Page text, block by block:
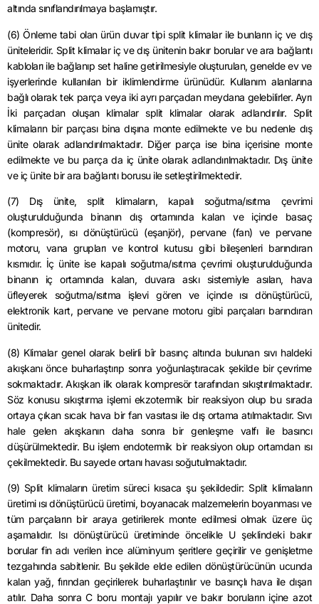
altında sınıflandırılmaya başlamıştır.
(6) Önleme tabi olan ürün duvar tipi split klimalar ile bunların iç ve dış
üniteleridir. Split klimalar iç ve dış ünitenin bakır borular ve ara bağlantı
kabloları ile bağlanıp set haline getirilmesiyle oluşturulan, genelde ev ve
işyerlerinde kullanılan bir iklimlendirme ürünüdür. Kullanım alanlarına
bağlı olarak tek parça veya iki ayrı parçadan meydana gelebilirler. Ayrı
İki parçadan oluşan klimalar split klimalar olarak adlandırılır. Split
klimaların bir parçası bina dışına monte edilmekte ve bu nedenle dış
ünite olarak adlandırılmaktadır. Diğer parça ise bina içerisine monte
edilmekte ve bu parça da iç ünite olarak adlandırılmaktadır. Dış ünite
ve iç ünite bir ara bağlantı borusu ile setleştirilmektedir.
(7) Dış ünite, split klimaların, kapalı soğutma/ısıtma çevrimi
oluşturulduğunda binanın dış ortamında kalan ve içinde basaç
(kompresör), ısı dönüştürücü (eşanjör), pervane (fan) ve pervane
motoru, vana grupları ve kontrol kutusu gibi bileşenleri barındıran
kısmıdır. İç ünite ise kapalı soğutma/ısıtma çevrimi oluşturulduğunda
binanın iç ortamında kalan, duvara askı sistemiyle asılan, hava
üfleyerek soğutma/ısıtma işlevi gören ve içinde ısı dönüştürücü,
elektronik kart, pervane ve pervane motoru gibi parçaları barındıran
ünitedir.
(8) Klimalar genel olarak belirli bîr basınç altında bulunan sıvı haldeki
akışkanı önce buharlaştırıp sonra yoğunlaştıracak şekilde bir çevrime
sokmaktadır. Akışkan ilk olarak kompresör tarafından sıkıştırılmaktadır.
Söz konusu sıkıştırma işlemi ekzotermik bir reaksiyon olup bu sırada
ortaya çıkan sıcak hava bir fan vasıtası ile dış ortama atılmaktadır. Sıvı
hale gelen akışkanın daha sonra bir genleşme valfı ile basıncı
düşürülmektedir. Bu işlem endotermik bir reaksiyon olup ortamdan ısı
çekilmektedir. Bu sayede ortanı havası soğutulmaktadır.
(9) Split klimaların üretim süreci kısaca şu şekildedir: Split klimaların
üretimi ısı dönüştürücü üretimi, boyanacak malzemelerin boyanması ve
tüm parçaların bir araya getirilerek monte edilmesi olmak üzere üç
aşamalıdır. Isı dönüştürücü üretiminde öncelikle U şeklindeki bakır
borular fin adı verilen ince alüminyum şeritlere geçirilir ve genişletme
tezgahında sabitlenir. Bu şekilde elde edilen dönüştürücünün ucunda
kalan yağ, fırından geçirilerek buharlaştırılır ve basınçlı hava ile dışarı
atılır. Daha sonra C boru montajı yapılır ve bakır boruların içine azot